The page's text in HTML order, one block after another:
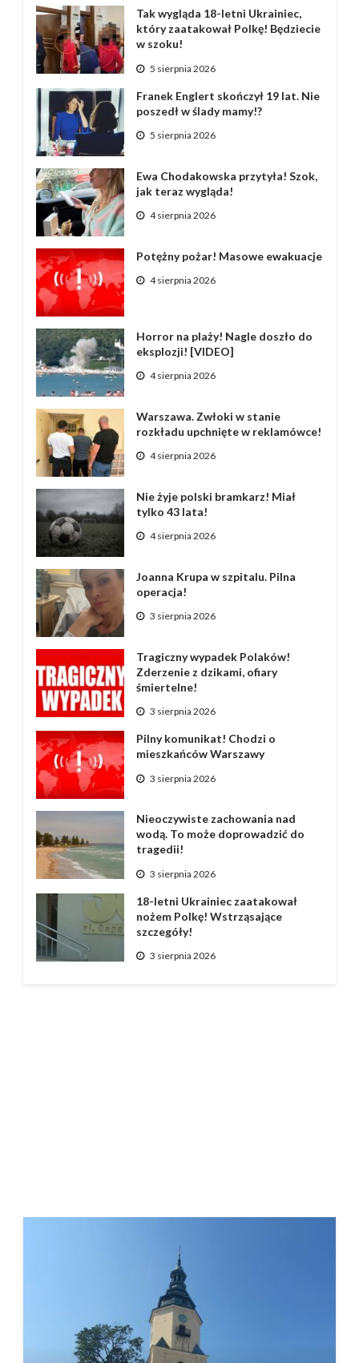
Tak wygląda 18-letni Ukrainiec,
który zaatakował Polkę! Będziecie
w szoku!
5 sierpnia 2026
Franek Englert skończył 19 lat. Nie
poszedł w ślady mamy!?
5 sierpnia 2026
Ewa Chodakowska przytyła! Szok,
jak teraz wygląda!
4 sierpnia 2026
Potężny pożar! Masowe ewakuacje
4 sierpnia 2026
Horror na plaży! Nagle doszło do
eksplozji! [VIDEO]
4 sierpnia 2026
Warszawa. Zwłoki w stanie
rozkładu upchnięte w reklamówce!
4 sierpnia 2026
Nie żyje polski bramkarz! Miał
tylko 43 lata!
4 sierpnia 2026
Joanna Krupa w szpitalu. Pilna
operacja!
3 sierpnia 2026
Tragiczny wypadek Polaków!
Zderzenie z dzikami, ofiary
śmiertelne!
3 sierpnia 2026
Pilny komunikat! Chodzi o
mieszkańców Warszawy
3 sierpnia 2026
Nieoczywiste zachowania nad
wodą. To może doprowadzić do
tragedii!
3 sierpnia 2026
18-letni Ukrainiec zaatakował
nożem Polkę! Wstrząsające
szczegóły!
3 sierpnia 2026